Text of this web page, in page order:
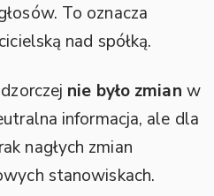
To oznacza
nad spółką.
nie było zmian w
informacja, ale dla
nagłych zmian
stanowiskach.